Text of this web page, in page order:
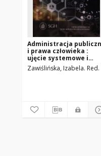
Administracja
i prawa człowieka :
ujęcie systemowe i
międzynarodowe
Zawiślińska, Izabela. Red.